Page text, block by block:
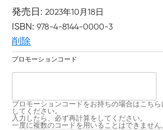
発売日 2023年10月18日
ISBN 978-4-8144-0000-3
削除
プロモーションコード
プロモーションコードをお持ちの場合はこちら
してください。
入力したら、必ず再計算をしてください。
一度に複数のコードを用いることはできません